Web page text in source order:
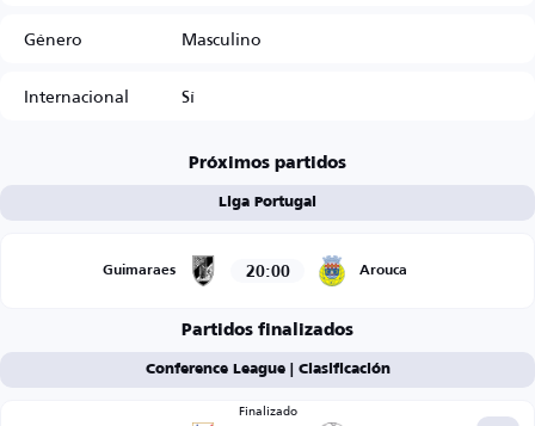
Género
Masculino
Internacional
Sí
Próximos partidos
Liga Portugal
Guimaraes 20:00 Arouca
Partidos finalizados
Conference League | Clasificación
Finalizado